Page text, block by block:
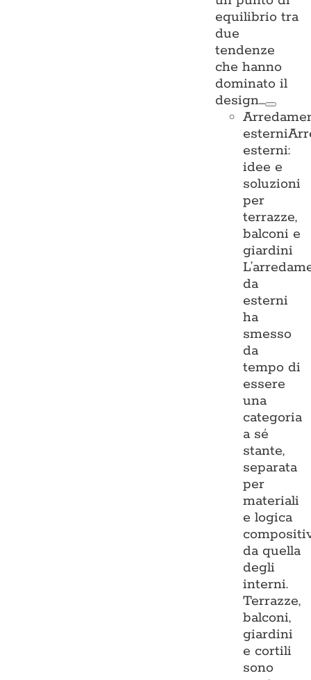
equilibrio tra
due
tendenze
che hanno
dominato il
design…
esterni
esterni:
idee e
soluzioni
per
terrazze,
balconi e
giardini
da
esterni
ha
smesso
da
tempo di
essere
una
categoria
a sé
stante,
separata
per
materiali
e logica
da quella
degli
interni.
Terrazze,
balconi,
giardini
e cortili
sono